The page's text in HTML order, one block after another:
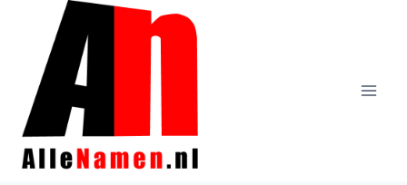
Doorgaan
inhoud